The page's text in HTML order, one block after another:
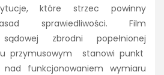
które strzec powinny
sprawiedliwości. Film
zbrodni popełnionej
przymusowym stanowi punkt
funkcjonowaniem wymiaru